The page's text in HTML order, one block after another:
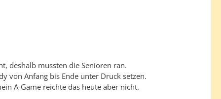
deshalb mussten die Senioren ran.
von Anfang bis Ende unter Druck setzen.
A-Game reichte das heute aber nicht.